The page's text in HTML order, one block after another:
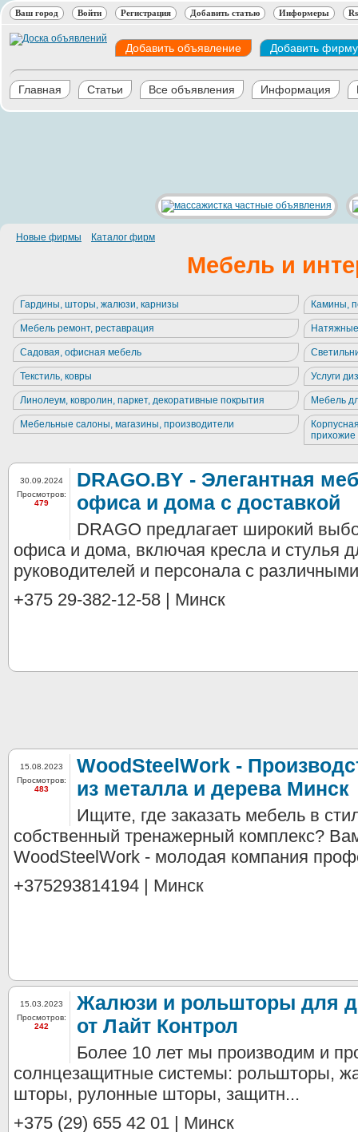
Ваш город Войти Регистрация Добавить статью Информеры
Добавить объявление Добавить фирму
Главная Статьи Все объявления Информация
Новые фирмы Каталог фирм
Мебель и
Гардины, шторы, жалюзи, карнизы Камины,
Мебель ремонт, реставрация
Садовая, офисная мебель
Текстиль, ковры Услуги
Линолеум, ковролин, паркет, декоративные покрытия Мебель
Мебельные салоны, магазины, производители
прихожие
30.09.2024
Просмотров:
479
DRAGO.BY - Элегантная
офиса и дома с доставкой
DRAGO предлагает широкий
офиса и дома, включая кресла и стулья
руководителей и персонала с
+375 29-382-12-58 | Минск
15.08.2023
Просмотров:
483
WoodSteelWork -
из металла и дерева Минск
Ищите, где заказать мебель в
собственный тренажерный комплекс?
WoodSteelWork - молодая компания
+375293814194 | Минск
15.03.2023
Просмотров:
242
Жалюзи и рольшторы для
от Лайт Контрол
Более 10 лет мы производим и
солнцезащитные системы: рольшторы,
шторы, рулонные шторы, защитн...
+375 (29) 655 42 01 | Минск